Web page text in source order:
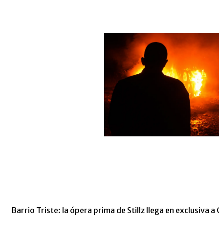
Barrio Triste: la ópera prima de Stillz llega en exclusiva a